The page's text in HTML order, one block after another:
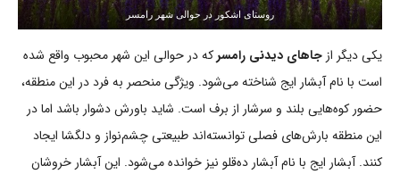
روستای اشکور در حوالی شهر رامسر
یکی دیگر از جاهای دیدنی رامسرکه در حوالی این شهر محبوب واقع شده
است با نام آبشار ایج شناخته می‌شود. ویژگی منحصر به فرد در این منطقه،
حضور کوه‌هایی بلند و سرشار از برف است. شاید باورش دشوار باشد اما در
این منطقه بارش‌های فصلی توانسته‌اند طبیعتی چشم‌نواز و دلگشا ایجاد
کنند. آبشار ایج با نام آبشار ده‌قلو نیز خوانده می‌شود. این آبشار خروشان